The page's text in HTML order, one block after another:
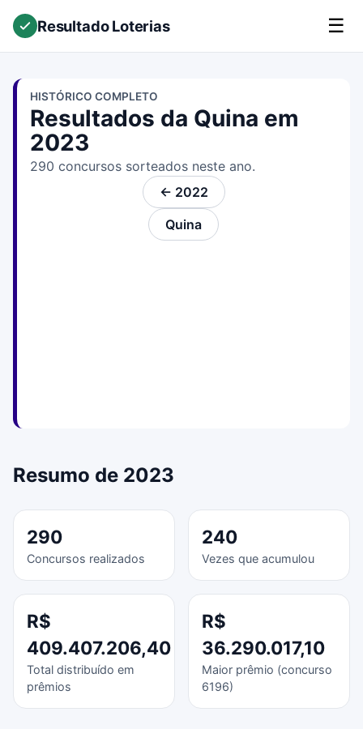
Resultado Loterias ☰
HISTÓRICO COMPLETO
Resultados da Quina em
2023
290 concursos sorteados neste ano.
← 2022
Quina
Resumo de 2023
290
Concursos realizados
240
Vezes que acumulou
R$
409.407.206,40
Total distribuído em
prêmios
R$
36.290.017,10
Maior prêmio (concurso
6196)